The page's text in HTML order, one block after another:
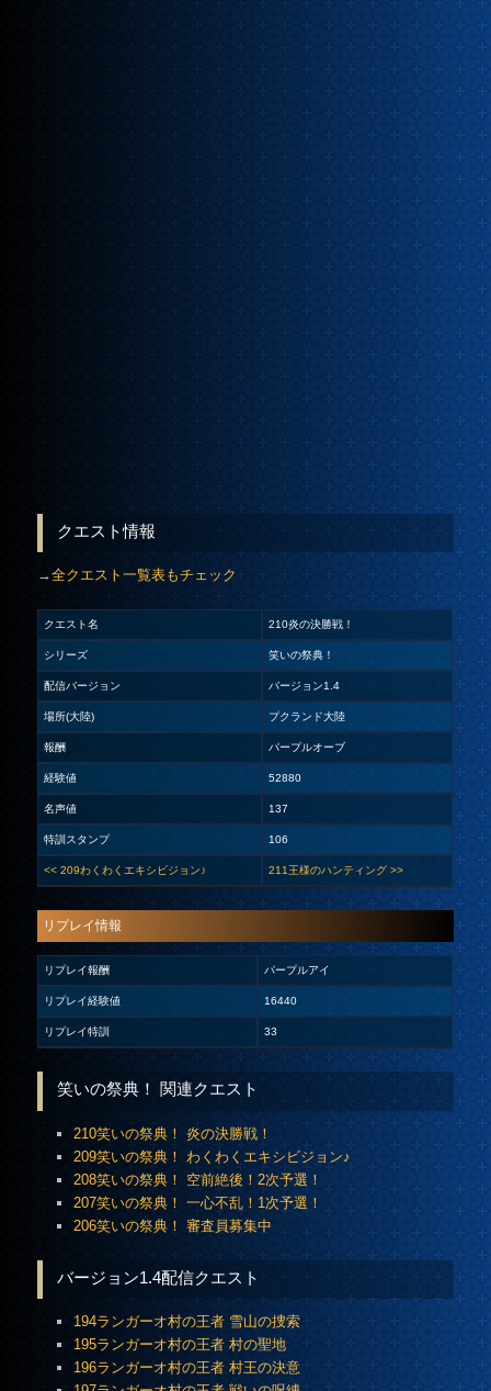
クエスト情報
→全クエスト一覧表もチェック
クエスト名 210炎の決勝戦！
シリーズ 笑いの祭典！
配信バージョン バージョン1.4
場所(大陸) プクランド大陸
報酬 パープルオーブ
経験値 52880
名声値 137
特訓スタンプ 106
<< 209わくわくエキシビジョン♪ 211王様のハンティング >>
リプレイ情報
リプレイ報酬 パープルアイ
リプレイ経験値 16440
リプレイ特訓 33
笑いの祭典！ 関連クエスト
210笑いの祭典！ 炎の決勝戦！
209笑いの祭典！ わくわくエキシビジョン♪
208笑いの祭典！ 空前絶後！2次予選！
207笑いの祭典！ 一心不乱！1次予選！
206笑いの祭典！ 審査員募集中
バージョン1.4配信クエスト
194ランガーオ村の王者 雪山の捜索
195ランガーオ村の王者 村の聖地
196ランガーオ村の王者 村王の決意